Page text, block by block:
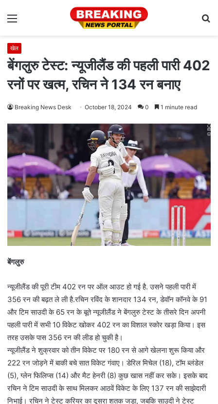
Menu
खेल
बेंगलुरु टेस्ट: न्यूजीलैंड की पहली पारी 402
रनों पर खत्म, रचिन ने 134 रन बनाए
Breaking News Desk October 18, 2024 0 1 minute read
बेंगलुरु
न्यूजीलैंड की पूरी टीम 402 रन पर ऑल आउट हो गई है. उसने पहली पारी में
356 रन की बढ़त ले ली है.रचिन रविंद के शानदार 134 रन, डेवॉन कॉनवे के 91
और टिम साउदी के 65 रन के बूते न्यूजीलैंड ने बेंगलुरु टेस्ट के तीसरे दिन अपनी
पहली पारी में सभी 10 विकेट खोकर 402 रन का विशाल स्कोर खड़ा किया। इस
तरह उसके पास 356 रन की लीड हो चुकी है।
न्यूजीलैंड ने शुक्रवार को तीन विकेट पर 180 रन से आगे खेलना शुरू किया और
222 रन जोड़ने में बाकी बचे सात विकेट गंवाए। डेरिल मिचेल (18), टॉम ब्लंडेल
(5), ग्लेन फिलिप्स (14) और मैट हेनरी (8) कुछ खास नहीं कर सके। इसके बाद
रचिन ने टिम साउदी के साथ मिलकर आठवें विकेट के लिए 137 रन की साझेदारी
निभाई। रचिन ने टेस्ट करियर का दूसरा शतक जड़ा, जबकि साउदी ने टेस्ट